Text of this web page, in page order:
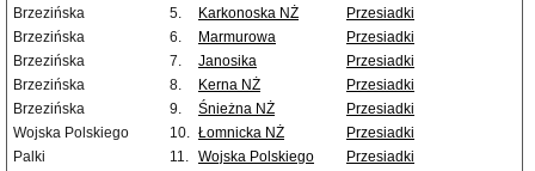
Brzezińska
5. Karkonoska NŻ
Przesiadki
Brzezińska
6. Marmurowa
Przesiadki
Brzezińska
7. Janosika
Przesiadki
Brzezińska
8. Kerna NŻ
Przesiadki
Brzezińska
9. Śnieżna NŻ
Przesiadki
Wojska Polskiego
10. Łomnicka NŻ
Przesiadki
Palki
11. Wojska Polskiego Przesiadki